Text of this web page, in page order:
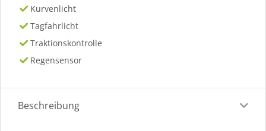
Kurvenlicht
Tagfahrlicht
Traktionskontrolle
Regensensor
Beschreibung